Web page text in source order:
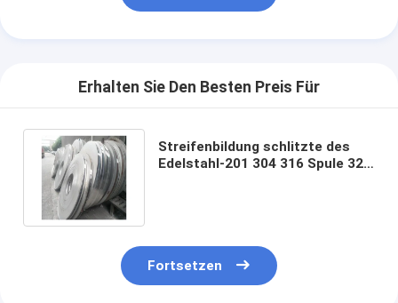
Erhalten Sie Den Besten Preis Für
Streifenbildung schlitzte des
Edelstahl-201 304 316 Spule 321
Fortsetzen